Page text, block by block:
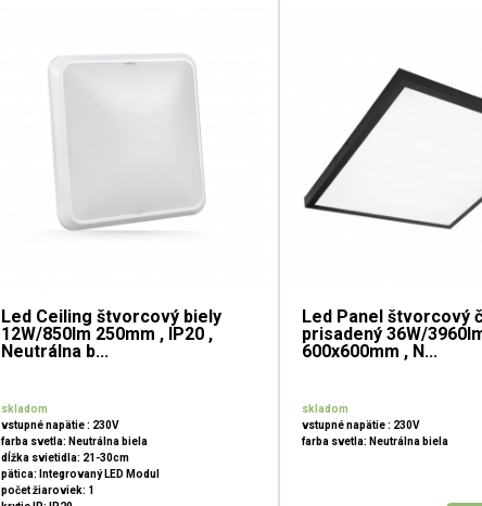
Led Ceiling štvorcový biely
12W/850lm 250mm , IP20 ,
Neutrálna b...
skladom
vstupné napätie : 230V
farba svetla: Neutrálna biela
dĺžka svietidla: 21-30cm
pätica: Integrovaný LED Modul
počet žiaroviek: 1
Led Panel štvorcový
prisadený 36W/
600x600mm , N...
skladom
vstupné napätie : 230V
farba svetla: Neutrálna biela